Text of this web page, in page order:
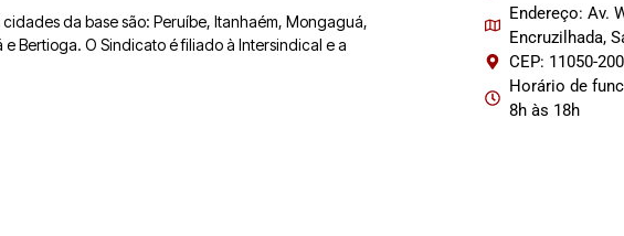
cidades da base são: Peruíbe, Itanhaém, Mongaguá,
Bertioga. O Sindicato é filiado à Intersindical e a
Endereço: Av.
Encruzilhada,
CEP: 11050-200
Horário de
8h às 18h